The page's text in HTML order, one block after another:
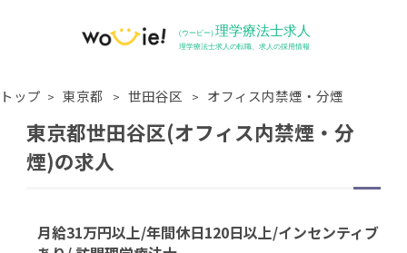
トップ 東京都 世田谷区 オフィス内禁煙・分煙
東京都世田谷区(オフィス内禁煙・分
煙)の求人
月給31万円以上/年間休日120日以上/インセンティブ